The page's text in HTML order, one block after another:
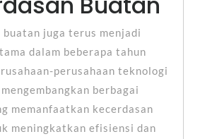
buatan juga terus menjadi
dalam beberapa tahun
perusahaan teknologi
berbagai
memanfaatkan kecerdasan
meningkatkan efisiensi dan